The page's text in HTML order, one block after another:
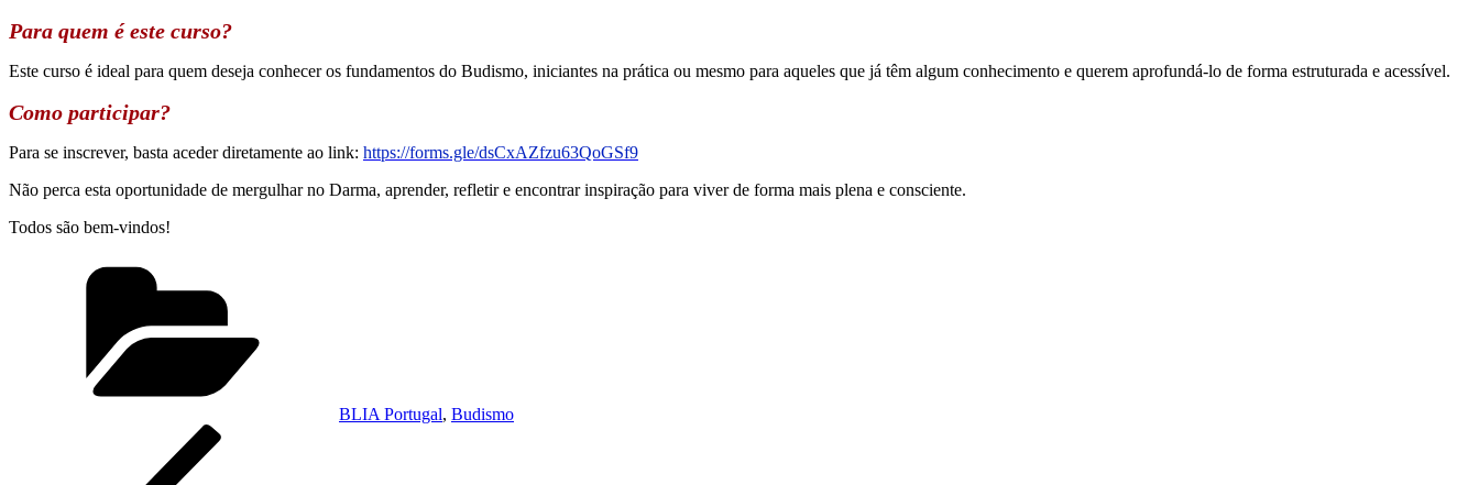
Para quem é este curso?
Este curso é ideal para quem deseja conhecer os fundamentos do Budismo, iniciantes na prática ou mesmo para aqueles que já têm algum conhecimento e querem aprofundá-lo de forma estruturada e acessível.
Como participar?
Para se inscrever, basta aceder diretamente ao link: https://forms.gle/dsCxAZfzu63QoGSf9
Não perca esta oportunidade de mergulhar no Darma, aprender, refletir e encontrar inspiração para viver de forma mais plena e consciente.
Todos são bem-vindos!
BLIA Portugal, Budismo